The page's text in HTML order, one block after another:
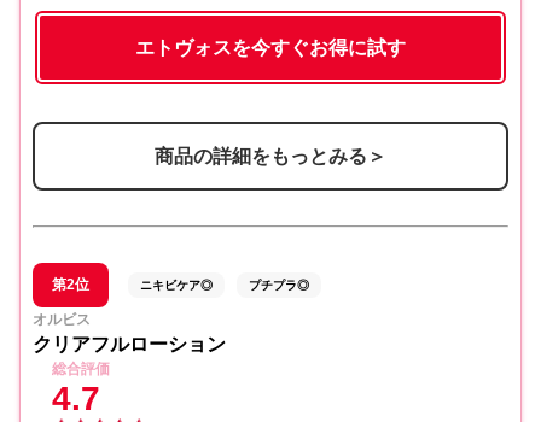
エトヴォスを今すぐお得に試す
商品の詳細をもっとみる＞
第2位 ニキビケア◎ プチプラ◎
オルビス
クリアフルローション
総合評価
4.7